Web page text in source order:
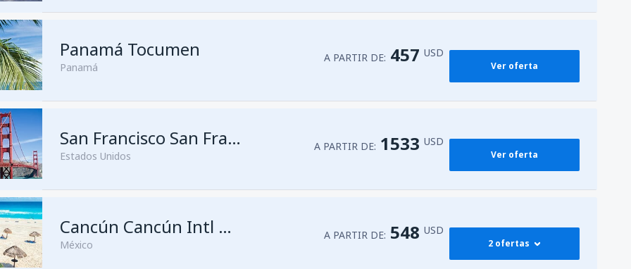
Panamá Tocumen
Panamá
A PARTIR DE: 457 USD
Ver oferta
San Francisco San Francisco
Estados Unidos
A PARTIR DE: 1533 USD
Ver oferta
Cancún Cancún Intl Airport
México
A PARTIR DE: 548 USD
2 ofertas